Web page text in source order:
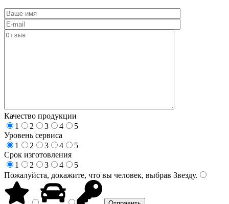
Качество продукции
1
2 3 4
5
Уровень сервиса
1
2 3 4
5
Срок изготовления
1
2 3 4
5
Пожалуйста, докажите, что вы человек, выбрав Звезду.